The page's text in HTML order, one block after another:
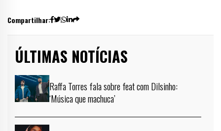
Compartilhar:
ÚLTIMAS NOTÍCIAS
Raffa Torres fala sobre feat com Dilsinho:
‘Música que machuca’